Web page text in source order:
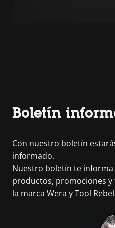
Boletín
Con nuestro boletín
informado.
Nuestro boletín te
productos, promociones
la marca Wera y Tool